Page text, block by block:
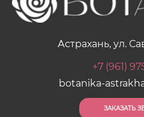
Астрахань, ул.
+7 (961)
botanika-
ЗАКАЗАТЬ